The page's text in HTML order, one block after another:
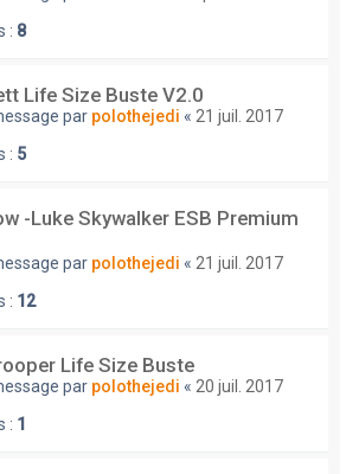
: 8
Life Size Buste V2.0
par polothejedi « 21 juil. 2017
: 5
-Luke Skywalker ESB Premium
par polothejedi « 21 juil. 2017
: 12
Life Size Buste
par polothejedi « 20 juil. 2017
: 1